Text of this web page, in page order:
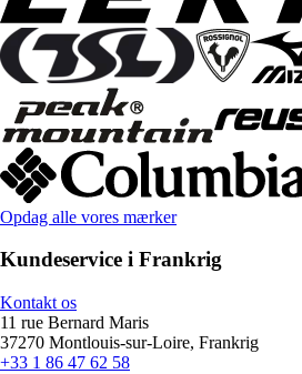
Opdag alle vores mærker
Kundeservice i Frankrig
Kontakt os
11 rue Bernard Maris
37270 Montlouis-sur-Loire, Frankrig
+33 1 86 47 62 58